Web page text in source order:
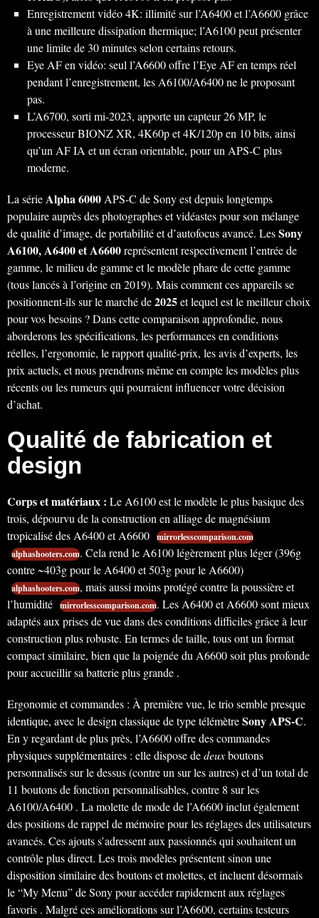
Enregistrement vidéo 4K: illimité sur l’A6400 et l’A6600 grâce
à une meilleure dissipation thermique; l’A6100 peut présenter
une limite de 30 minutes selon certains retours.
Eye AF en vidéo: seul l’A6600 offre l’Eye AF en temps réel
pendant l’enregistrement, les A6100/A6400 ne le proposant
pas.
L’A6700, sorti mi-2023, apporte un capteur 26 MP, le
processeur BIONZ XR, 4K60p et 4K/120p en 10 bits, ainsi
qu’un AF IA et un écran orientable, pour un APS-C plus
moderne.
La sérieAlpha 6000APS-C de Sony est depuis longtemps
populaire auprès des photographes et vidéastes pour son mélange
de qualité d’image, de portabilité et d’autofocus avancé. LesSony
A6100, A6400 et A6600représentent respectivement l’entrée de
gamme, le milieu de gamme et le modèle phare de cette gamme
(tous lancés à l’origine en 2019). Mais comment ces appareils se
positionnent-ils sur le marché de2025et lequel est le meilleur choix
pour vos besoins ? Dans cette comparaison approfondie, nous
aborderons les spécifications, les performances en conditions
réelles, l’ergonomie, le rapport qualité-prix, les avis d’experts, les
prix actuels, et nous prendrons même en compte les modèles plus
récents ou les rumeurs qui pourraient influencer votre décision
d’achat.
Qualité de fabrication et
design
Corps et matériaux : Le A6100 est le modèle le plus basique des
trois, dépourvu de la construction en alliage de magnésium
tropicalisé des A6400 et A6600 mirrorlesscomparison.com
alphashooters.com. Cela rend le A6100 légèrement plus léger (396g
contre ~403g pour le A6400 et 503g pour le A6600)
alphashooters.com, mais aussi moins protégé contre la poussière et
l’humidité mirrorlesscomparison.com. Les A6400 et A6600 sont mieux
adaptés aux prises de vue dans des conditions difficiles grâce à leur
construction plus robuste. En termes de taille, tous ont un format
compact similaire, bien que la poignée du A6600 soit plus profonde
pour accueillir sa batterie plus grande .
Ergonomie et commandes : À première vue, le trio semble presque
identique, avec le design classique de type télémètreSony APS-C.
En y regardant de plus près, l’A6600 offre des commandes
physiques supplémentaires : elle dispose dedeuxboutons
personnalisés sur le dessus (contre un sur les autres) et d’un total de
11 boutons de fonction personnalisables, contre 8 sur les
A6100/A6400 . La molette de mode de l’A6600 inclut également
des positions de rappel de mémoire pour les réglages des utilisateurs
avancés. Ces ajouts s’adressent aux passionnés qui souhaitent un
contrôle plus direct. Les trois modèles présentent sinon une
disposition similaire des boutons et molettes, et incluent désormais
le “My Menu” de Sony pour accéder rapidement aux réglages
favoris . Malgré ces améliorations sur l’A6600, certains testeurs